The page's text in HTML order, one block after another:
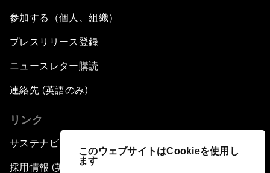
このウェブサイトはCookieを使用し
ます
参加する（個人、組織）
プレスリリース登録
ニュースレター購読
連絡先 (英語のみ)
リンク
サステナビリティへの取り組み
採用情報 (英語のみ)